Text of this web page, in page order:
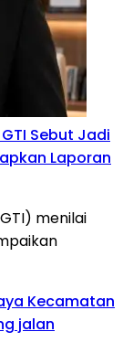
Sebut Jadi
Laporan
menilai
Kecamatan
jalan